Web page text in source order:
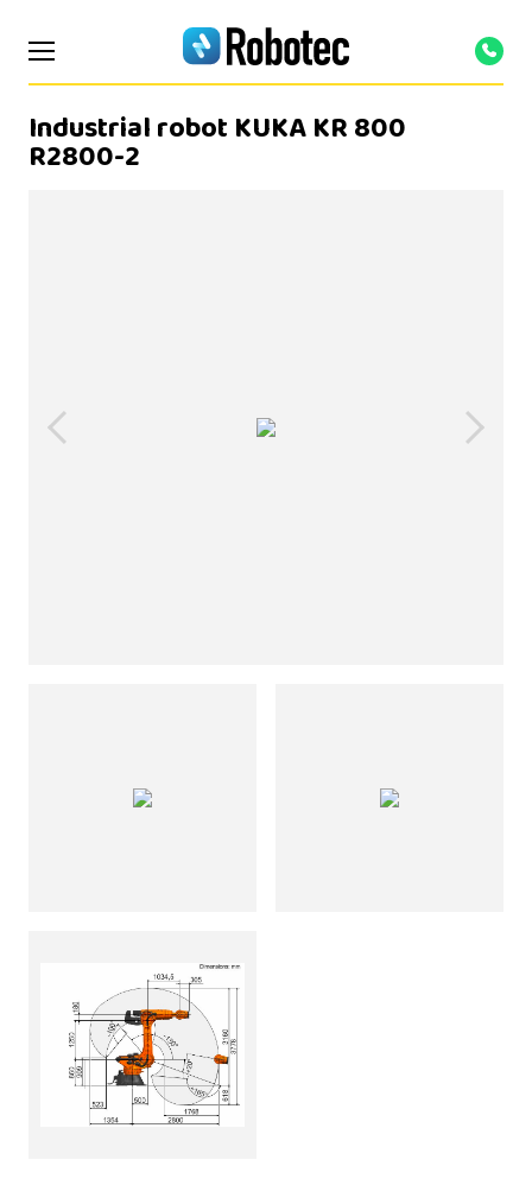
Industrial robot KUKA KR 800
R2800-2